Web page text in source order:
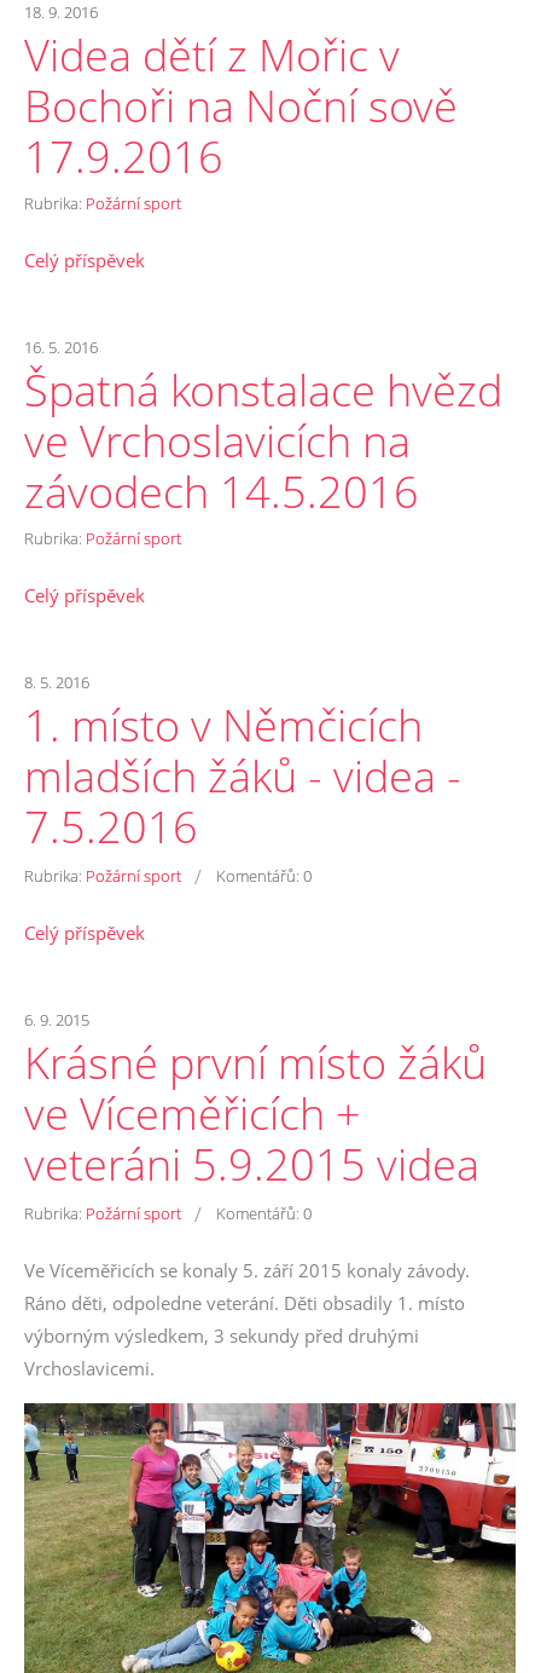
18. 9. 2016
Videa dětí z Mořic v
Bochoři na Noční sově
17.9.2016
Rubrika: Požární sport
Celý příspěvek
16. 5. 2016
Špatná konstalace hvězd
ve Vrchoslavicích na
závodech 14.5.2016
Rubrika: Požární sport
Celý příspěvek
8. 5. 2016
1. místo v Němčicích
mladších žáků - videa -
7.5.2016
Rubrika: Požární sport / Komentářů: 0
Celý příspěvek
6. 9. 2015
Krásné první místo žáků
ve Víceměřicích +
veteráni 5.9.2015 videa
Rubrika: Požární sport / Komentářů: 0
Ve Víceměřicích se konaly 5. září 2015 konaly závody.
Ráno děti, odpoledne veterání. Děti obsadily 1. místo
výborným výsledkem, 3 sekundy před druhými
Vrchoslavicemi.